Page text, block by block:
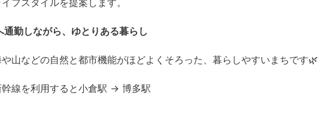
通勤しながら、ゆとりある暮らし
山などの自然と都市機能がほどよくそろった、暮らしやすいまちです🌿
線を利用すると小倉駅 →博多駅